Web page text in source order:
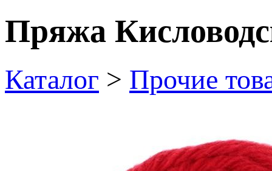
Пряжа
Каталог > Прочие